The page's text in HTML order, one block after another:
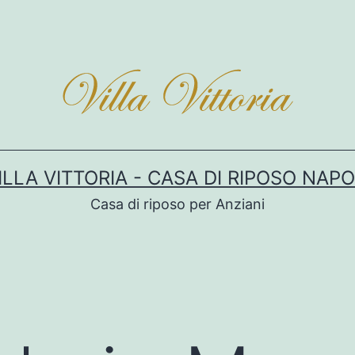
VITTORIA - CASA DI RIPOSO
Casa di riposo per Anziani